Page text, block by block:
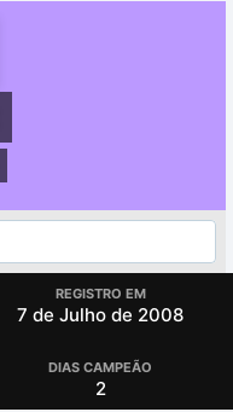
REGISTRO EM
7 de Julho de 2008
DIAS CAMPEÃO
2